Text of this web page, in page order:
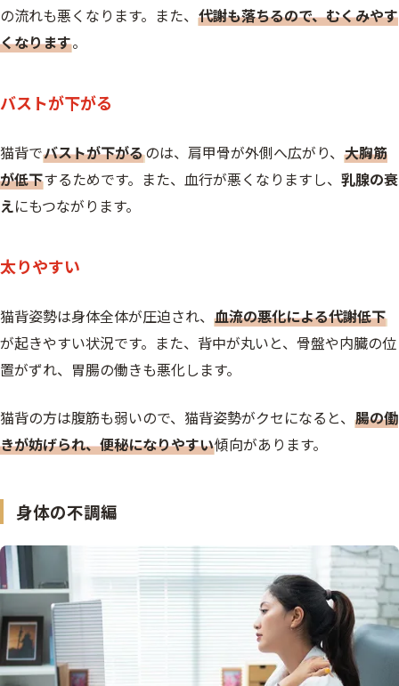
の流れも悪くなります。また、 代謝も落ちるので、むくみやす
くなります。
バストが下がる
猫背でバストが下がるのは、肩甲骨が外側へ広がり、 大胸筋
が低下するためです。また、血行が悪くなりますし、乳腺の衰
えにもつながります。
太りやすい
猫背姿勢は身体全体が圧迫され、 血流の悪化による代謝低下
が起きやすい状況です。また、背中が丸いと、骨盤や内臓の位
置がずれ、胃腸の働きも悪化します。
猫背の方は腹筋も弱いので、猫背姿勢がクセになると、 腸の働
きが妨げられ、便秘になりやすい傾向があります。
身体の不調編